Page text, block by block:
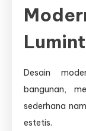
Desain
bangunan,
sederhana
estetis.